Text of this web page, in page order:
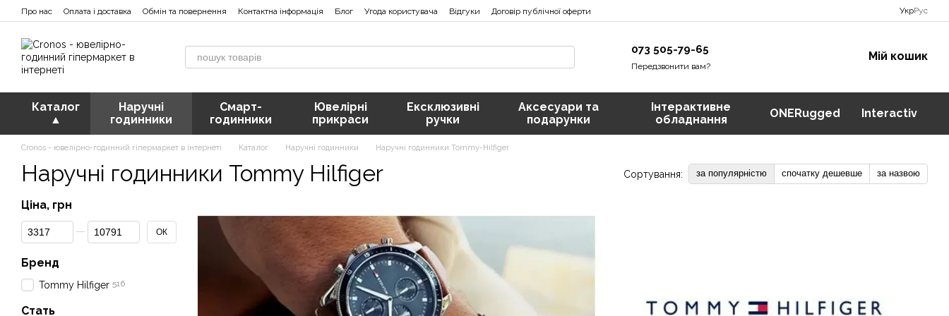
Перейти к основному контенту
Про нас Оплата і доставка Обмін та повернення Контактна інформація Блог Угода користувача Відгуки Договір публічної оферти УкрРус
073 505-79-65
Передзвонити вам?
Мій кошик
Каталог
▲
Наручні
годинники
Смарт-
годинники
Ювелірні
прикраси
Ексклюзивні
ручки
Аксесуари та
подарунки
Інтерактивне
обладнання
ONERugged Interactiv
Cronos - ювелірно-годинний гіпермаркет в інтернеті Каталог Наручні годинники Наручні годинники Tommy-Hilfiger
Наручні годинники Tommy Hilfiger Сортування: за популярністю спочатку дешевше за назвою
Ціна, грн
От Ціна, грн
До Ціна, грн ОК
Бренд
Tommy Hilfiger 516
Стать